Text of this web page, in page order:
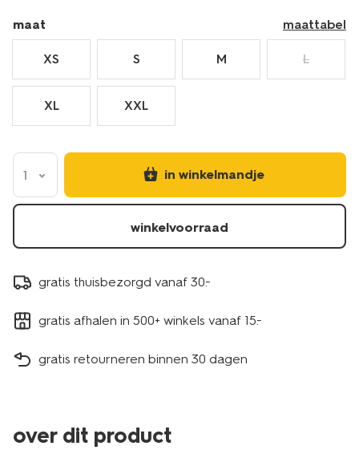
maat maattabel
XS S M L
XL XXL
1 in winkelmandje
winkelvoorraad
gratis thuisbezorgd vanaf 30.-
gratis afhalen in 500+ winkels vanaf 15.-
gratis retourneren binnen 30 dagen
over dit product